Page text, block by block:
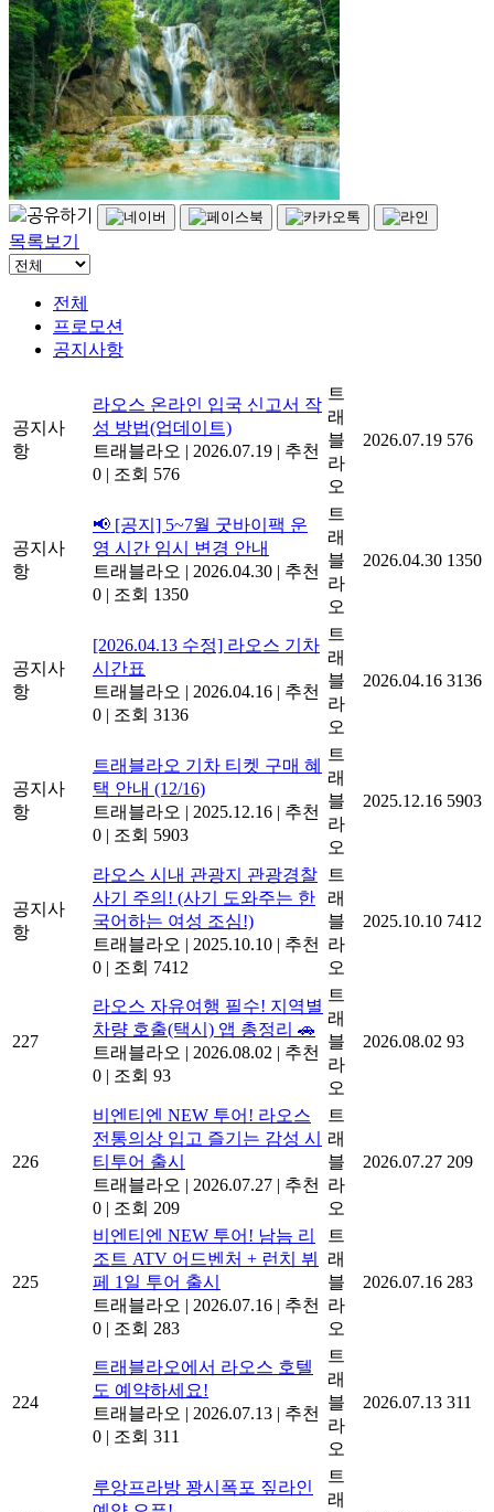
목록보기
전체
프로모션
공지사항
공지사
항
라오스 온라인 입국 신고서 작
성 방법(업데이트)
트래블라오 | 2026.07.19 | 추천
0 | 조회 576
트
래
블
라
오
2026.07.19 576
공지사
항
📢 [공지] 5~7월 굿바이팩 운
영 시간 임시 변경 안내
트래블라오 | 2026.04.30 | 추천
0 | 조회 1350
트
래
블
라
오
2026.04.30 1350
공지사
항
[2026.04.13 수정] 라오스 기차
시간표
트래블라오 | 2026.04.16 | 추천
0 | 조회 3136
트
래
블
라
오
2026.04.16 3136
공지사
항
트래블라오 기차 티켓 구매 혜
택 안내 (12/16)
트래블라오 | 2025.12.16 | 추천
0 | 조회 5903
트
래
블
라
오
2025.12.16 5903
공지사
항
라오스 시내 관광지 관광경찰
사기 주의! (사기 도와주는 한
국어하는 여성 조심!)
트래블라오 | 2025.10.10 | 추천
0 | 조회 7412
트
래
블
라
오
2025.10.10 7412
227
라오스 자유여행 필수! 지역별
차량 호출(택시) 앱 총정리 🚗
트래블라오 | 2026.08.02 | 추천
0 | 조회 93
트
래
블
라
오
2026.08.02 93
226
비엔티엔 NEW 투어! 라오스
전통의상 입고 즐기는 감성 시
티투어 출시
트래블라오 | 2026.07.27 | 추천
0 | 조회 209
트
래
블
라
오
2026.07.27 209
225
비엔티엔 NEW 투어! 남늠 리
조트 ATV 어드벤처 + 런치 뷔
페 1일 투어 출시
트래블라오 | 2026.07.16 | 추천
0 | 조회 283
트
래
블
라
오
2026.07.16 283
224
트래블라오에서 라오스 호텔
도 예약하세요!
트래블라오 | 2026.07.13 | 추천
0 | 조회 311
트
래
블
라
오
2026.07.13 311
루앙프라방 꽝시폭포 짚라인
트
래